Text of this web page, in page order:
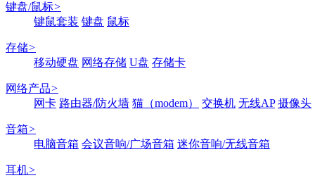
键盘/鼠标>
键鼠套装 键盘 鼠标
存储>
移动硬盘 网络存储 U盘 存储卡
网络产品>
网卡 路由器/防火墙 猫（modem） 交换机 无线AP 摄像头
音箱>
电脑音箱 会议音响/广场音箱 迷你音响/无线音箱
耳机>